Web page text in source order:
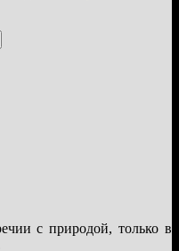
с природой, только в